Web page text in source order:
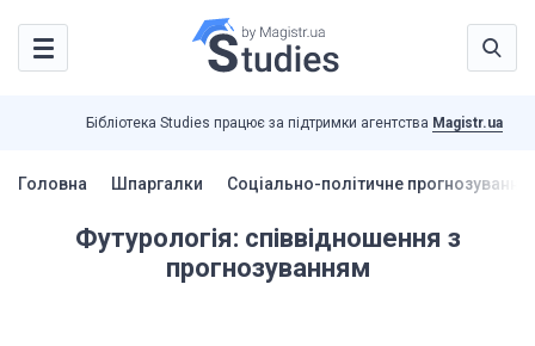
Бібліотека Studies працює за підтримки агентства Magistr.ua
Головна Шпаргалки Соціально-політичне
Футурологія: співвідношення з
прогнозуванням